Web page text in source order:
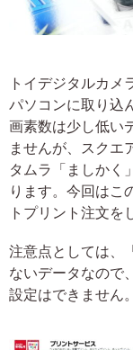
トイデジタルカメ
パソコンに取り込
画素数は少し低い
ませんが、スクエ
タムラ「ましかく
ります。今回はこ
トプリント注文を
注意点としては、
ないデータなので
設定はできません。